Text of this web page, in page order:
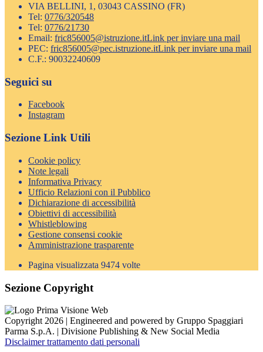
VIA BELLINI, 1, 03043 CASSINO (FR)
Tel: 0776/320548
Tel: 0776/21730
Email: fric856005@istruzione.itLink per inviare una mail
PEC: fric856005@pec.istruzione.itLink per inviare una mail
C.F.: 90032240609
Seguici su
Facebook
Instagram
Sezione Link Utili
Cookie policy
Note legali
Informativa Privacy
Ufficio Relazioni con il Pubblico
Dichiarazione di accessibilità
Obiettivi di accessibilità
Whistleblowing
Gestione consensi cookie
Amministrazione trasparente
Pagina visualizzata 9474 volte
Sezione Copyright
Copyright 2026 | Engineered and powered by Gruppo Spaggiari
Parma S.p.A. | Divisione Publishing & New Social Media
Disclaimer trattamento dati personali